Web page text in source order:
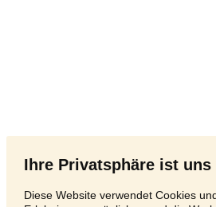
Ihre Privatsphäre ist
Diese Website verwendet Cookies